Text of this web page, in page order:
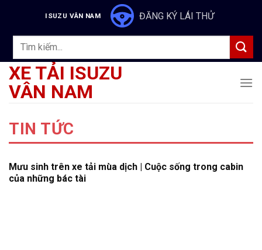
content
ISUZU VÂN NAM ĐĂNG KÝ LÁI THỬ
Tìm
XE TẢI ISUZU
VÂN NAM
TIN TỨC
Mưu sinh trên xe tải mùa dịch | Cuộc sống trong cabin
của những bác tài